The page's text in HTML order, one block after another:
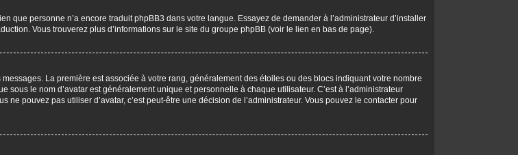
que personne n’a encore traduit phpBB3 dans votre langue. Essayez de demander à l’administrateur d’installer
Vous trouverez plus d’informations sur le site du groupe phpBB (voir le lien en bas de page).
La première est associée à votre rang, généralement des étoiles ou des blocs indiquant votre nombre
le nom d’avatar est généralement unique et personnelle à chaque utilisateur. C’est à l’administrateur
pouvez pas utiliser d’avatar, c’est peut-être une décision de l’administrateur. Vous pouvez le contacter pour